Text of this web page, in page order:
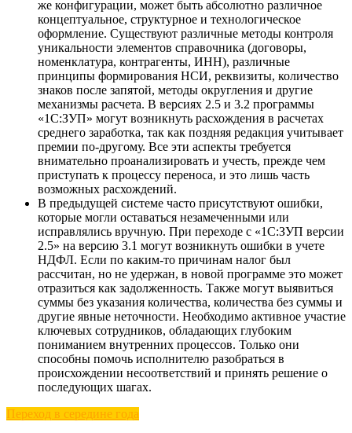
же конфигурации, может быть абсолютно различное
концептуальное, структурное и технологическое
оформление. Существуют различные методы контроля
уникальности элементов справочника (договоры,
номенклатура, контрагенты, ИНН), различные
принципы формирования НСИ, реквизиты, количество
знаков после запятой, методы округления и другие
механизмы расчета. В версиях 2.5 и 3.2 программы
«1С:ЗУП» могут возникнуть расхождения в расчетах
среднего заработка, так как поздняя редакция учитывает
премии по-другому. Все эти аспекты требуется
внимательно проанализировать и учесть, прежде чем
приступать к процессу переноса, и это лишь часть
возможных расхождений.
В предыдущей системе часто присутствуют ошибки,
которые могли оставаться незамеченными или
исправлялись вручную. При переходе с «1С:ЗУП версии
2.5» на версию 3.1 могут возникнуть ошибки в учете
НДФЛ. Если по каким-то причинам налог был
рассчитан, но не удержан, в новой программе это может
отразиться как задолженность. Также могут выявиться
суммы без указания количества, количества без суммы и
другие явные неточности. Необходимо активное участие
ключевых сотрудников, обладающих глубоким
пониманием внутренних процессов. Только они
способны помочь исполнителю разобраться в
происхождении несоответствий и принять решение о
последующих шагах.
Переход в середине года